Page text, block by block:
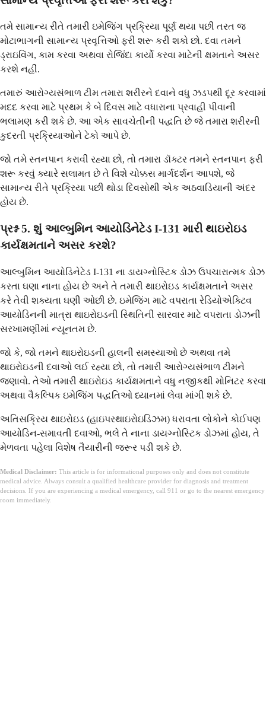
તમે સામાન્ય રીતે તમારી ઇમેજિંગ પ્રક્રિયા પૂર્ણ થયા પછી તરત જ
મોટાભાગની સામાન્ય પ્રવૃત્તિઓ ફરી શરૂ કરી શકો છો. દવા તમને
ડ્રાઇવિંગ, કામ કરવા અથવા રોજિંદા કાર્યો કરવા માટેની ક્ષમતાને અસર
કરશે નહીં.
તમારું આરોગ્યસંભાળ ટીમ તમારા શરીરને દવાને વધુ ઝડપથી દૂર કરવામાં
મદદ કરવા માટે પ્રથમ કે બે દિવસ માટે વધારાના પ્રવાહી પીવાની
ભલામણ કરી શકે છે. આ એક સાવચેતીની પદ્ધતિ છે જે તમારા શરીરની
કુદરતી પ્રક્રિયાઓને ટેકો આપે છે.
જો તમે સ્તનપાન કરાવી રહ્યા છો, તો તમારા ડૉક્ટર તમને સ્તનપાન ફરી
શરૂ કરવું ક્યારે સલામત છે તે વિશે ચોક્કસ માર્ગદર્શન આપશે, જે
સામાન્ય રીતે પ્રક્રિયા પછી થોડા દિવસોથી એક અઠવાડિયાની અંદર
હોય છે.
પ્રશ્ન 5. શું આલ્બુમિન આયોડિનેટેડ I-131 મારી થાઇરોઇડ
કાર્યક્ષમતાને અસર કરશે?
આલ્બુમિન આયોડિનેટેડ I-131 ના ડાયગ્નોસ્ટિક ડોઝ ઉપચારાત્મક ડોઝ
કરતા ઘણા નાના હોય છે અને તે તમારી થાઇરોઇડ કાર્યક્ષમતાને અસર
કરે તેવી શક્યતા ઘણી ઓછી છે. ઇમેજિંગ માટે વપરાતા રેડિયોએક્ટિવ
આયોડિનની માત્રા થાઇરોઇડની સ્થિતિની સારવાર માટે વપરાતા ડોઝની
સરખામણીમાં ન્યૂનતમ છે.
જો કે, જો તમને થાઇરોઇડની હાલની સમસ્યાઓ છે અથવા તમે
થાઇરોઇડની દવાઓ લઈ રહ્યા છો, તો તમારી આરોગ્યસંભાળ ટીમને
જણાવો. તેઓ તમારી થાઇરોઇડ કાર્યક્ષમતાને વધુ નજીકથી મોનિટર કરવા
અથવા વૈકલ્પિક ઇમેજિંગ પદ્ધતિઓ ધ્યાનમાં લેવા માંગી શકે છે.
અતિસક્રિય થાઇરોઇડ (હાઇપરથાઇરોઇડિઝમ) ધરાવતા લોકોને કોઈપણ
આયોડિન-સમાવતી દવાઓ, ભલે તે નાના ડાયગ્નોસ્ટિક ડોઝમાં હોય, તે
મેળવતા પહેલા વિશેષ તૈયારીની જરૂર પડી શકે છે.
Medical Disclaimer: This article is for informational purposes only and does not constitute
medical advice. Always consult a qualified healthcare provider for diagnosis and treatment
decisions. If you are experiencing a medical emergency, call 911 or go to the nearest emergency
room immediately.